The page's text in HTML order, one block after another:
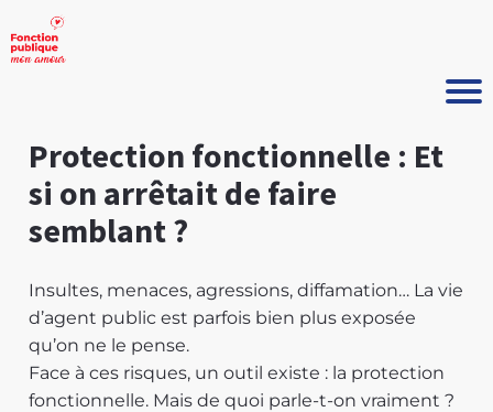
Protection fonctionnelle : Et
si on arrêtait de faire
semblant ?
Insultes, menaces, agressions, diffamation… La vie
d’agent public est parfois bien plus exposée
qu’on ne le pense.
Face à ces risques, un outil existe : la protection
fonctionnelle. Mais de quoi parle-t-on vraiment ?